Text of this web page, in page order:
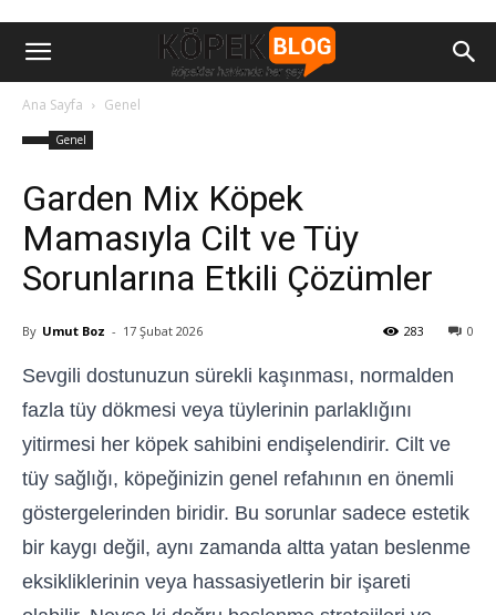
Ana Sayfa Genel
Genel
Garden Mix Köpek
Mamasıyla Cilt ve Tüy
Sorunlarına Etkili Çözümler
By Umut Boz - 17 Şubat 2026 0
283
Sevgili dostunuzun sürekli kaşınması, normalden
fazla tüy dökmesi veya tüylerinin parlaklığını
yitirmesi her köpek sahibini endişelendirir. Cilt ve
tüy sağlığı, köpeğinizin genel refahının en önemli
göstergelerinden biridir. Bu sorunlar sadece estetik
bir kaygı değil, aynı zamanda altta yatan beslenme
eksikliklerinin veya hassasiyetlerin bir işareti